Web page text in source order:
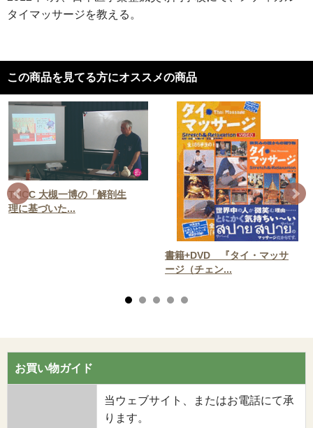
タイマッサージを教える。
この商品を見てる方にオススメの商品
TNCC 大槻一博の「解剖生
理に基づいた...
書籍+DVD 『タイ・マッサ
ージ（チェン...
お買い物ガイド
当ウェブサイト、またはお電話にて承
ります。